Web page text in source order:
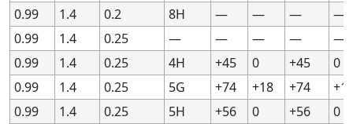
0.99
1.4 0.2 8H — — —
—
0.99
1.4 0.25 — — — —
—
0.99
1.4 0.25 4H +45 0 +45
0
0.99
1.4 0.25 5G +74 +18 +74
0.99
1.4 0.25 5H +56 0 +56
0
0.99
1.4 0.2 8H — — —
—
0.99
1.4 0.25 — — — —
—
0.99
1.4 0.25 4H +45 0 +45
0
0.99
1.4 0.25 5G +74 +18 +74
0.99
1.4 0.25 5H +56 0 +56
0